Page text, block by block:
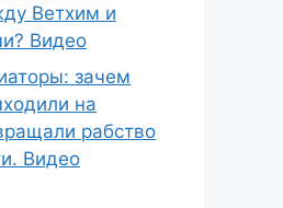
Ветхим и
Видео
зачем
на
рабство
Видео